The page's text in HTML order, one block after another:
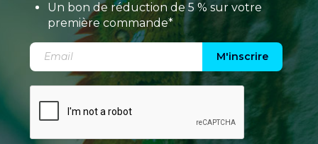
Un bon de réduction de 5 % sur votre
première commande*
M'inscrire